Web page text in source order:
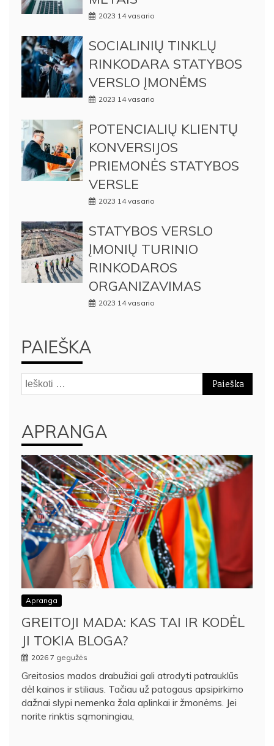
2023 14 vasario
SOCIALINIŲ TINKLŲ
RINKODARA STATYBOS
VERSLO ĮMONĖMS
2023 14 vasario
POTENCIALIŲ KLIENTŲ
KONVERSIJOS
PRIEMONĖS STATYBOS
VERSLE
2023 14 vasario
STATYBOS VERSLO
ĮMONIŲ TURINIO
RINKODAROS
ORGANIZAVIMAS
2023 14 vasario
PAIEŠKA
Ieškoti:
APRANGA
Apranga
GREITOJI MADA: KAS TAI IR KODĖL
JI TOKIA BLOGA?
2026 7 gegužės
Greitosios mados drabužiai gali atrodyti patrauklūs
dėl kainos ir stiliaus. Tačiau už patogaus apsipirkimo
dažnai slypi nemenka žala aplinkai ir žmonėms. Jei
norite rinktis sąmoningiau,